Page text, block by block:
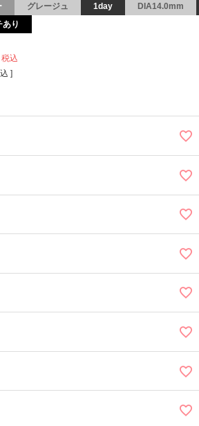
グレージュ 1day DIA14.0mm
あり
税込